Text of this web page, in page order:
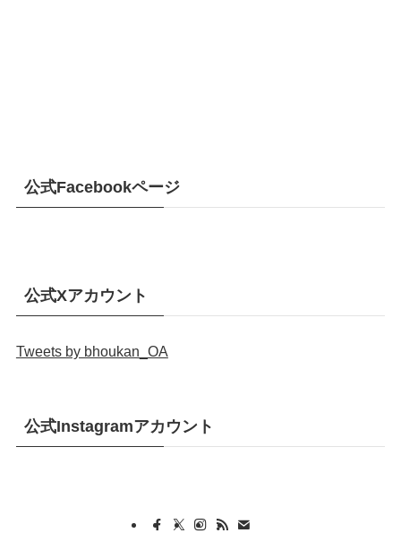
公式Facebookページ
公式Xアカウント
Tweets by bhoukan_OA
公式Instagramアカウント